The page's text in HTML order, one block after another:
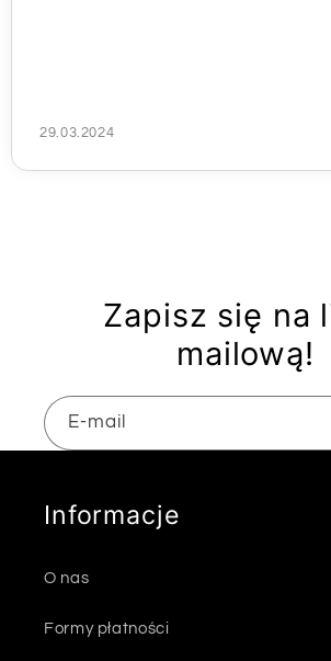
29.03.2024
Zapisz się na
mailową!
E-mail
Informacje
O nas
Formy płatności